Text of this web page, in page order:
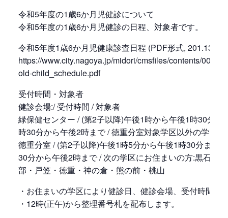
令和5年度の1歳6か月児健診について
令和5年度の1歳6か月児健診の日程、対象者です。
令和5年度1歳6か月児健康診査日程 (PDF形式, 201.13KB)
https://www.city.nagoya.jp/midori/cmsfiles/contents/
old-child_schedule.pdf
受付時間・対象者
健診会場:/ 受付時間 / 対象者
緑保健センター / (第2子以降)午後1時から午後1時30分ま
時30分から午後2時まで / 徳重分室対象学区以外の学区
徳重分室 / (第2子以降)午後1時5分から午後1時30分まで (
30分から午後2時まで / 次の学区にお住まいの方:黒石・
部・戸笠・徳重・神の倉・熊の前・桃山
・お住まいの学区により健診日、健診会場、受付時間が
・12時(正午)から整理番号札を配布します。